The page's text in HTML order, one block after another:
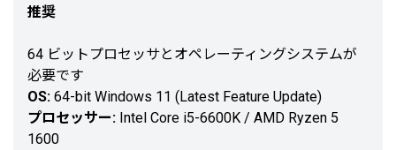
推奨
64 ビットプロセッサとオペレーティングシステムが
必要です
OS: 64-bit Windows 11 (Latest Feature Update)
プロセッサー: Intel Core i5-6600K / AMD Ryzen 5
1600